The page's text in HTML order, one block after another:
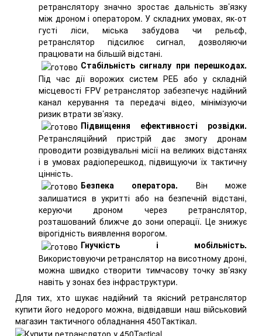
ретранслятору значно зростає дальність зв’язку
між дроном і оператором. У складних умовах, як-от
густі ліси, міська забудова чи рельєф,
ретранслятор підсилює сигнал, дозволяючи
працювати на більшій відстані.
Стабільність сигналу при перешкодах.
Під час дії ворожих систем РЕБ або у складній
місцевості FPV ретранслятор забезпечує надійний
канал керування та передачі відео, мінімізуючи
ризик втрати зв’язку.
Підвищення ефективності розвідки.
Ретрансляційний пристрій дає змогу дронам
проводити розвідувальні місії на великих відстанях
і в умовах радіоперешкод, підвищуючи їх тактичну
цінність.
Безпека оператора. Він може
залишатися в укритті або на безпечній відстані,
керуючи дроном через ретранслятор,
розташований ближче до зони операції. Це знижує
вірогідність виявлення ворогом.
Гнучкість і мобільність.
Використовуючи ретранслятор на висотному дроні,
можна швидко створити тимчасову точку зв’язку
навіть у зонах без інфраструктури.
Для тих, хто шукає надійний та якісний ретранслятор
купити його недорого можна, відвідавши наш військовий
магазин тактичного обладнання 450Тактікал.